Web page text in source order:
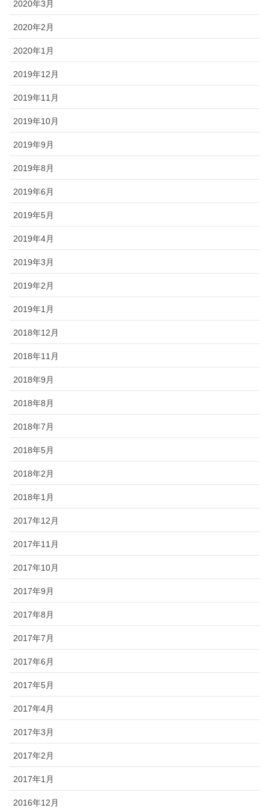
2020年3月
2020年2月
2020年1月
2019年12月
2019年11月
2019年10月
2019年9月
2019年8月
2019年6月
2019年5月
2019年4月
2019年3月
2019年2月
2019年1月
2018年12月
2018年11月
2018年9月
2018年8月
2018年7月
2018年5月
2018年2月
2018年1月
2017年12月
2017年11月
2017年10月
2017年9月
2017年8月
2017年7月
2017年6月
2017年5月
2017年4月
2017年3月
2017年2月
2017年1月
2016年12月